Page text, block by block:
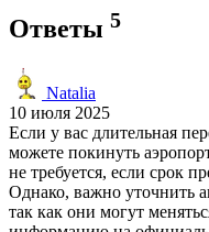
Ответы 5
Natalia
10 июля 2025
Если у вас длительная
можете покинуть
не требуется, если срок
Однако, важно уточнить
так как они могут